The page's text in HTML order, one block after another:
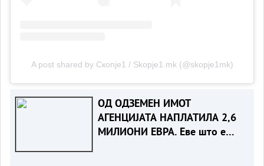
A post shared by Скопје1 / Skopje1.mk (@skopje1mk)
ОД ОДЗЕМЕН ИМОТ
АГЕНЦИЈАТА НАПЛАТИЛА 2,6
МИЛИОНИ ЕВРА. Еве што е